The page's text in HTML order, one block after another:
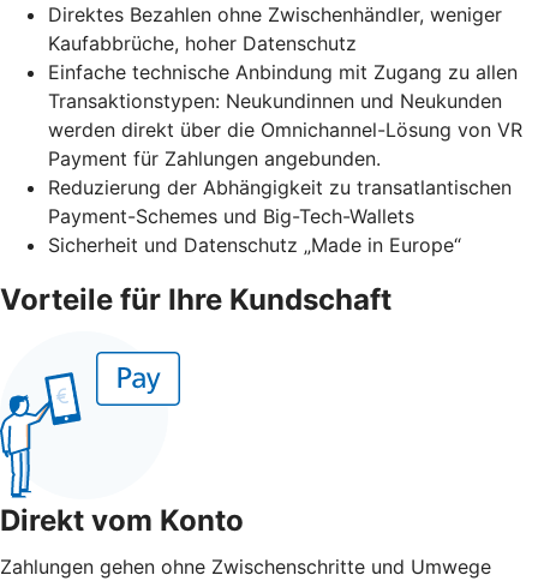
Direktes Bezahlen ohne Zwischenhändler, weniger
Kaufabbrüche, hoher Datenschutz
Einfache technische Anbindung mit Zugang zu allen
Transaktionstypen: Neukundinnen und Neukunden
werden direkt über die Omnichannel-Lösung von VR
Payment für Zahlungen angebunden.
Reduzierung der Abhängigkeit zu transatlantischen
Payment-Schemes und Big-Tech-Wallets
Sicherheit und Datenschutz „Made in Europe“
Vorteile für Ihre Kundschaft
Direkt vom Konto
Zahlungen gehen ohne Zwischenschritte und Umwege